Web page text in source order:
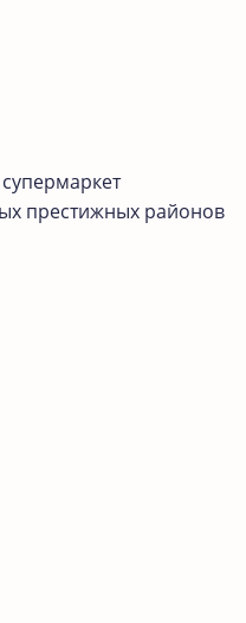
престижных районов